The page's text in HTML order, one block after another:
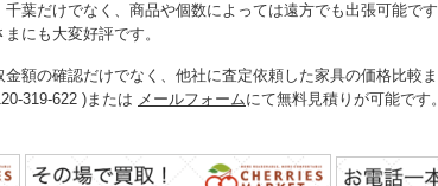
葉だけでなく、商品や個数によっては遠方でも出張可能で
にも大変好評です。
額の確認だけでなく、他社に査定依頼した家具の価格比較
319-622 )または メールフォームにて無料見積りが可能で